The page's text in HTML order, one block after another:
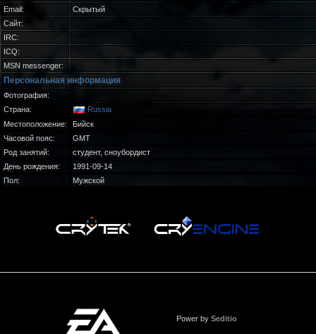
Email:
Скрытый
Сайт:
IRC:
ICQ:
MSN messenger:
Персональная информация
Фотография:
Страна:
Russia
Местоположение:
Бийск
Часовой пояс:
GMT
Род занятий:
студент, сноубордист
День рождения:
1991-09-14
Пол:
Мужской
Power by Seditio